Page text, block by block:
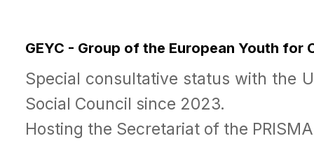
GEYC - Group of the European Youth for
Special consultative status with the
Social Council since 2023.
Hosting the Secretariat of the